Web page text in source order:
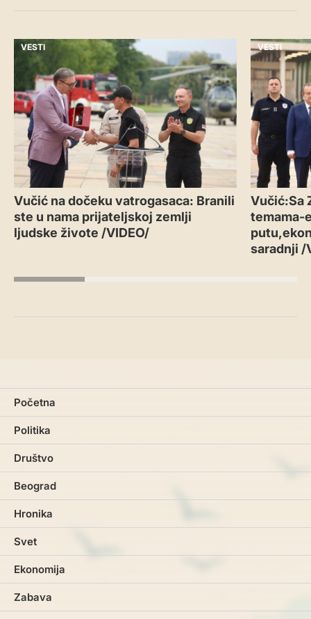
VESTI
Vučić na dočeku vatrogasaca: Branili
ste u nama prijateljskoj zemlji
ljudske živote /VIDEO/
VESTI
Vučić:Sa
temama-
saradnji /
Početna
Politika
Društvo
Beograd
Hronika
Svet
Ekonomija
Zabava